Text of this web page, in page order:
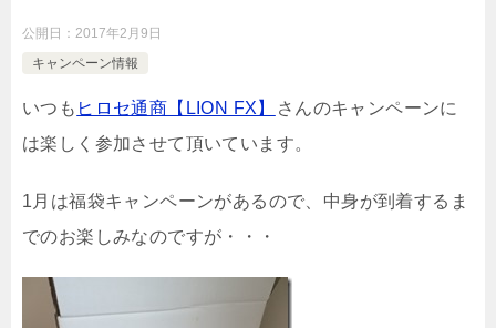
公開日： 2017年2月9日
キャンペーン情報
いつも ヒロセ通商【LION FX】
さんのキャンペーンに
は楽しく参加させて頂いています。
1月は福袋キャンペーンがあるので、中身が到着するま
でのお楽しみなのですが・・・